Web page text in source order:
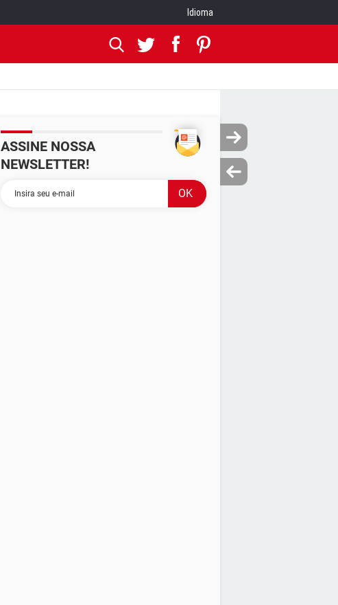
Idioma
ASSINE NOSSA
NEWSLETTER!